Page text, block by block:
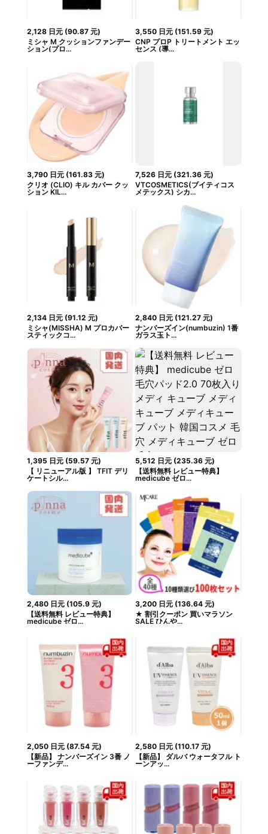
2,128 日元(90.87 元)
ミシャ M クッションファンデー
ション(プロ...
3,550 日元 (151.59 元)
CNP プロP トリートメント エッ
センス (導...
3,790 日元(161.83 元)
クリオ (CLIO) キル カバー クッ
ション KIL...
7,526 日元 (321.36 元)
VTCOSMETICS(ブイティコス
メテックス) シカ...
2,134 日元(91.12 元)
ミシャ(MISSHA) M プロカバー
スティックコ...
2,840 日元 (121.27 元)
ナンバーズイン(numbuzin) 1番
ガラス玉ト...
1,395 日元(59.57 元)
【 リニューアル版 】 TFIT デリ
ケートシル...
5,512 日元 (235.36 元)
【送料無料 レビュー特典】
medicube ゼロ...
2,480 日元(105.9 元)
【送料無料 レビュー特典】
medicube ゼロ...
3,200 日元 (136.64 元)
★ 割引クーポン 買いマラソン
SALE ひんや...
2,050 日元(87.54 元)
【新品】 ナンバーズイン 3番 ノ
ーファンデ...
2,580 日元 (110.17 元)
【新品】 ダルバ ウォータフル ト
ーンアッ...